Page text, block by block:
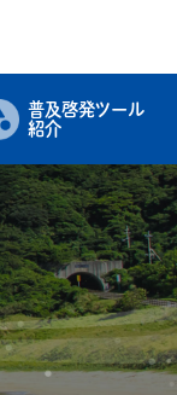
普及啓発ツール
紹介